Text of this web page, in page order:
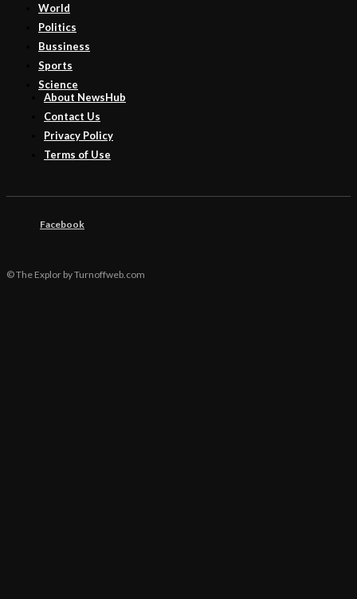
World
Politics
Bussiness
Sports
Science
About NewsHub
Contact Us
Privacy Policy
Terms of Use
Facebook
© The Explor by Turnoffweb.com